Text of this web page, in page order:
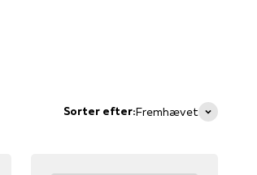
Sorter efter:Fremhævet